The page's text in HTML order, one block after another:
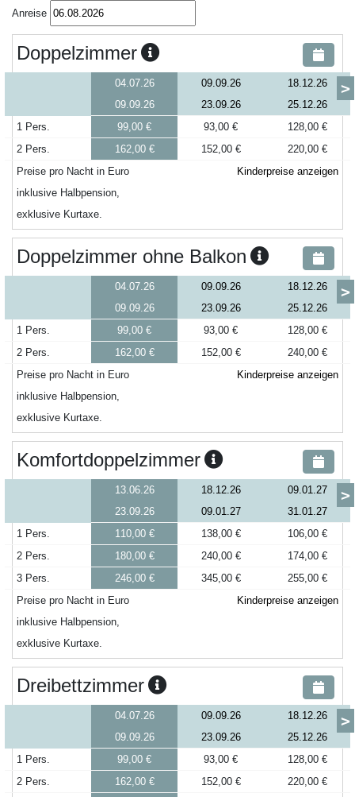
Anreise
Doppelzimmer
>
04.07.26
09.09.26
09.09.26
23.09.26
18.12.26
25.12.26
1 Pers.
99,00 € 93,00 €
128,00 €
2 Pers.
162,00 € 152,00 €
220,00 €
Preise pro Nacht in Euro
inklusive Halbpension,
exklusive Kurtaxe.
Kinderpreise anzeigen
Doppelzimmer ohne Balkon
>
04.07.26
09.09.26
09.09.26
23.09.26
18.12.26
25.12.26
1 Pers.
99,00 € 93,00 €
128,00 €
2 Pers.
162,00 € 152,00 €
240,00 €
Preise pro Nacht in Euro
inklusive Halbpension,
exklusive Kurtaxe.
Kinderpreise anzeigen
Komfortdoppelzimmer
>
13.06.26
23.09.26
18.12.26
09.01.27
09.01.27
31.01.27
1 Pers.
110,00 € 138,00 €
106,00 €
2 Pers.
180,00 € 240,00 €
174,00 €
3 Pers.
246,00 € 345,00 €
255,00 €
Preise pro Nacht in Euro
inklusive Halbpension,
exklusive Kurtaxe.
Kinderpreise anzeigen
Dreibettzimmer
>
04.07.26
09.09.26
09.09.26
23.09.26
18.12.26
25.12.26
1 Pers.
99,00 € 93,00 €
128,00 €
2 Pers.
162,00 € 152,00 €
220,00 €